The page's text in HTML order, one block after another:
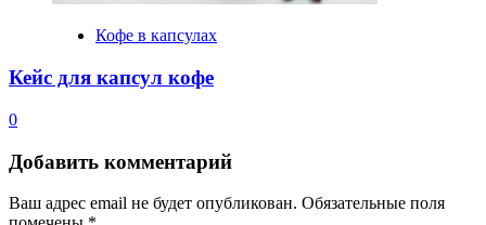
Кофе в капсулах
Кейс для капсул кофе
0
Добавить комментарий
Ваш адрес email не будет опубликован. Обязательные поля